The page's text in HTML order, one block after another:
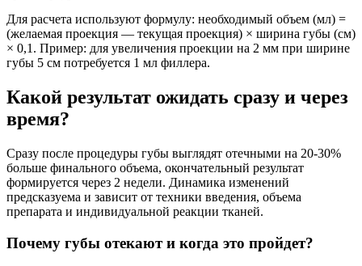
Для расчета используют формулу: необходимый объем (мл) =
(желаемая проекция — текущая проекция) × ширина губы (см)
× 0,1. Пример: для увеличения проекции на 2 мм при ширине
губы 5 см потребуется 1 мл филлера.
Какой результат ожидать сразу и через
время?
Сразу после процедуры губы выглядят отечными на 20-30%
больше финального объема, окончательный результат
формируется через 2 недели. Динамика изменений
предсказуема и зависит от техники введения, объема
препарата и индивидуальной реакции тканей.
Почему губы отекают и когда это пройдет?